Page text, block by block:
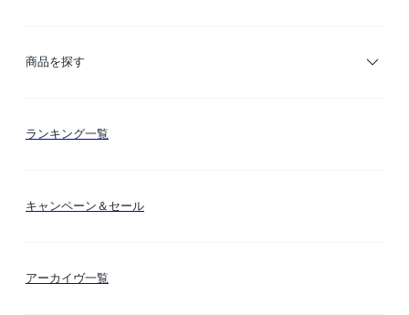
ご利用ガイド
商品を探す
カテゴリー検索
ランキング一覧
キャンペーン＆セール
アーカイヴ一覧